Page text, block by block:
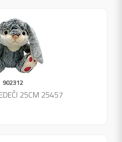
902312
25CM 25457